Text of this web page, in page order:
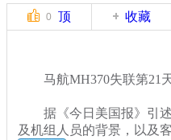
0 顶 收藏
马航MH370失联第21
据《今日美国报》引述
及机组人员的背景，以及